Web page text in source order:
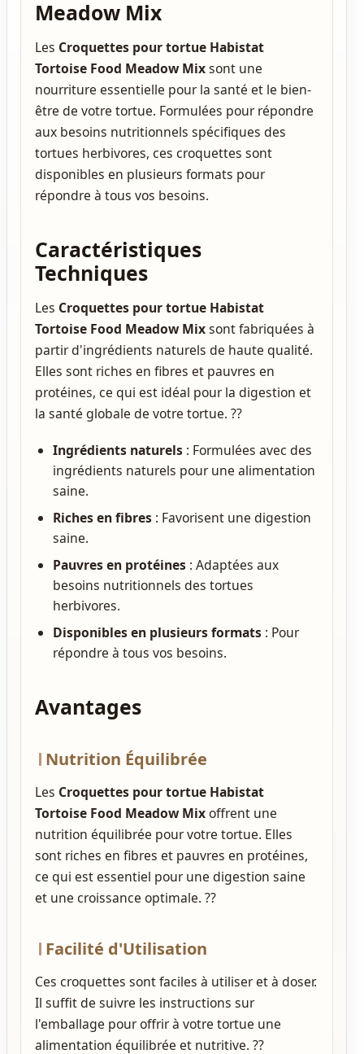
Meadow Mix
Les Croquettes pour tortue Habistat
Tortoise Food Meadow Mixsont une
nourriture essentielle pour la santé et le bien-
être de votre tortue. Formulées pour répondre
aux besoins nutritionnels spécifiques des
tortues herbivores, ces croquettes sont
disponibles en plusieurs formats pour
répondre à tous vos besoins.
Caractéristiques
Techniques
Les Croquettes pour tortue Habistat
Tortoise Food Meadow Mixsont fabriquées à
partir d'ingrédients naturels de haute qualité.
Elles sont riches en fibres et pauvres en
protéines, ce qui est idéal pour la digestion et
la santé globale de votre tortue. ??
Ingrédients naturels : Formulées avec des
ingrédients naturels pour une alimentation
saine.
Riches en fibres : Favorisent une digestion
saine.
Pauvres en protéines : Adaptées aux
besoins nutritionnels des tortues
herbivores.
Disponibles en plusieurs formats : Pour
répondre à tous vos besoins.
Avantages
Nutrition Équilibrée
Les Croquettes pour tortue Habistat
Tortoise Food Meadow Mixoffrent une
nutrition équilibrée pour votre tortue. Elles
sont riches en fibres et pauvres en protéines,
ce qui est essentiel pour une digestion saine
et une croissance optimale. ??
Facilité d'Utilisation
Ces croquettes sont faciles à utiliser et à doser.
Il suffit de suivre les instructions sur
l'emballage pour offrir à votre tortue une
alimentation équilibrée et nutritive. ??️